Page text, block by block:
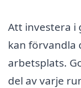
Att investera i
kan förvandla
arbetsplats.
del av varje